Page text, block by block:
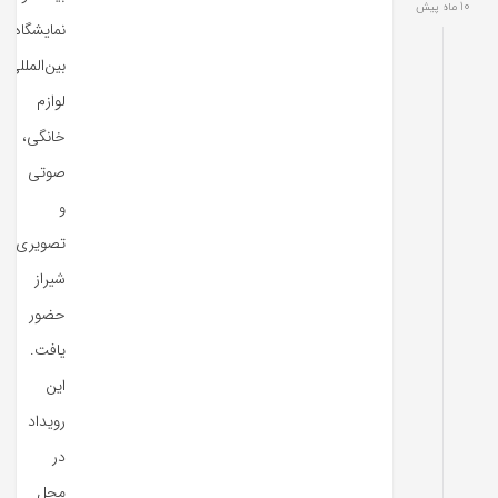
10 ماه پیش
نمایشگاه
بین‌المللی
لوازم
خانگی،
صوتی
و
تصویری
شیراز
حضور
یافت.
این
رویداد
در
محل